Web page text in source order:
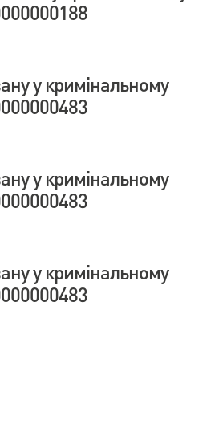
у кримінальному
у кримінальному
у кримінальному